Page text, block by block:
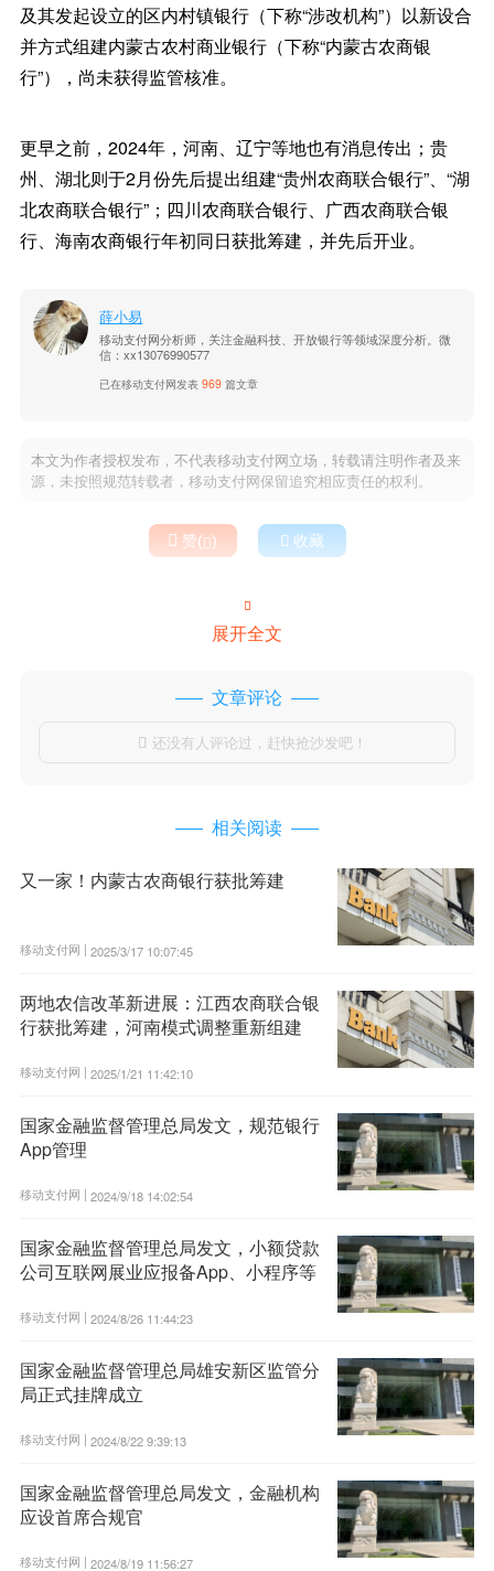
及其发起设立的区内村镇银行（下称“涉改机构”）以新设合
并方式组建内蒙古农村商业银行（下称“内蒙古农商银
行”），尚未获得监管核准。
更早之前，2024年，河南、辽宁等地也有消息传出；贵
州、湖北则于2月份先后提出组建“贵州农商联合银行”、“湖
北农商联合银行”；四川农商联合银行、广西农商联合银
行、海南农商银行年初同日获批筹建，并先后开业。
薛小易
移动支付网分析师，关注金融科技、开放银行等领域深度分析。微
信：xx13076990577
已在移动支付网发表969 篇文章
本文为作者授权发布，不代表移动支付网立场，转载请注明作者及来
源，未按照规范转载者，移动支付网保留追究相应责任的权利。
 赞()  收藏

展开全文
文章评论
 还没有人评论过，赶快抢沙发吧！
相关阅读
又一家！内蒙古农商银行获批筹建
移动支付网 | 2025/3/17 10:07:45
两地农信改革新进展：江西农商联合银
行获批筹建，河南模式调整重新组建
移动支付网 | 2025/1/21 11:42:10
国家金融监督管理总局发文，规范银行
App管理
移动支付网 | 2024/9/18 14:02:54
国家金融监督管理总局发文，小额贷款
公司互联网展业应报备App、小程序等
移动支付网 | 2024/8/26 11:44:23
国家金融监督管理总局雄安新区监管分
局正式挂牌成立
移动支付网 | 2024/8/22 9:39:13
国家金融监督管理总局发文，金融机构
应设首席合规官
移动支付网 | 2024/8/19 11:56:27